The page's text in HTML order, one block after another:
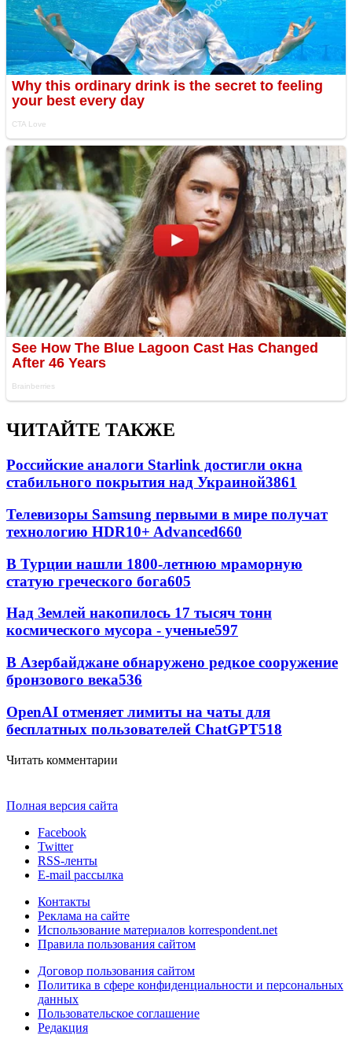
ЧИТАЙТЕ ТАКЖЕ
Российские аналоги Starlink достигли окна
стабильного покрытия над Украиной3861
Телевизоры Samsung первыми в мире получат
технологию HDR10+ Advanced660
В Турции нашли 1800-летнюю мраморную
статую греческого бога605
Над Землей накопилось 17 тысяч тонн
космического мусора - ученые597
В Азербайджане обнаружено редкое сооружение
бронзового века536
OpenAI отменяет лимиты на чаты для
бесплатных пользователей ChatGPT518
Читать комментарии
Полная версия сайта
Facebook
Twitter
RSS-ленты
E-mail рассылка
Контакты
Реклама на сайте
Использование материалов korrespondent.net
Правила пользования сайтом
Договор пользования сайтом
Политика в сфере конфиденциальности и персональных
данных
Пользовательское соглашение
Редакция